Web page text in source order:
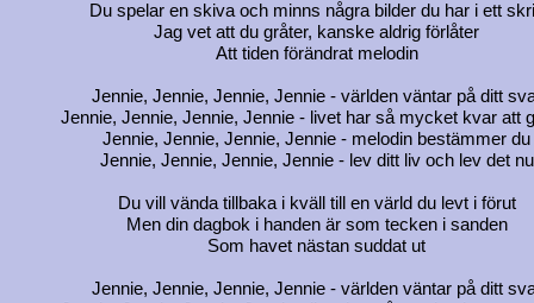
Du spelar en skiva och minns några bilder du har i ett
Jag vet att du gråter, kanske aldrig förlåter
Att tiden förändrat melodin
Jennie, Jennie, Jennie, Jennie - världen väntar på ditt
Jennie, Jennie, Jennie, Jennie - livet har så mycket kvar att
Jennie, Jennie, Jennie, Jennie - melodin bestämmer du
Jennie, Jennie, Jennie, Jennie - lev ditt liv och lev det nu
Du vill vända tillbaka i kväll till en värld du levt i förut
Men din dagbok i handen är som tecken i sanden
Som havet nästan suddat ut
Jennie, Jennie, Jennie, Jennie - världen väntar på ditt